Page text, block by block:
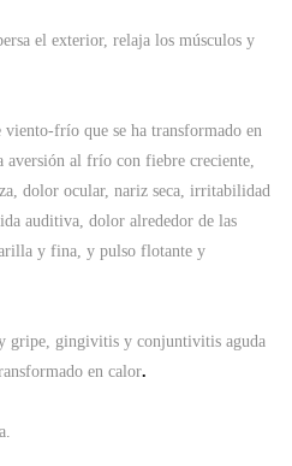
el exterior, relaja los músculos y
viento-frío que se ha transformado en
aversión al frío con fiebre creciente,
dolor ocular, nariz seca, irritabilidad
auditiva, dolor alrededor de las
y fina, y pulso flotante y
gripe, gingivitis y conjuntivitis aguda
en calor.